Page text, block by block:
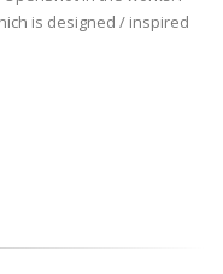
is designed / inspired